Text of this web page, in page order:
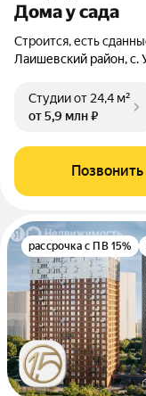
Дома у сада
Строится, есть
Лаишевский район, с.
Студииот 24,4 м²
от 5,9 млн ₽
Позвонить
рассрочка с ПВ 15%